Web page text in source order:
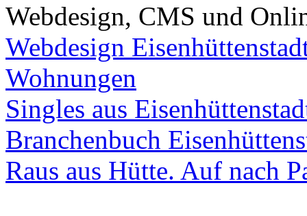
Webdesign, CMS und
Webdesign
Wohnungen
Singles aus
Branchenbuch
Raus aus Hütte. Auf nach